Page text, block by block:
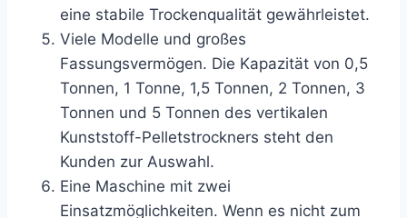
eine stabile Trockenqualität gewährleistet.
Viele Modelle und großes
Fassungsvermögen. Die Kapazität von 0,5
Tonnen, 1 Tonne, 1,5 Tonnen, 2 Tonnen, 3
Tonnen und 5 Tonnen des vertikalen
Kunststoff-Pelletstrockners steht den
Kunden zur Auswahl.
Eine Maschine mit zwei
Einsatzmöglichkeiten. Wenn es nicht zum